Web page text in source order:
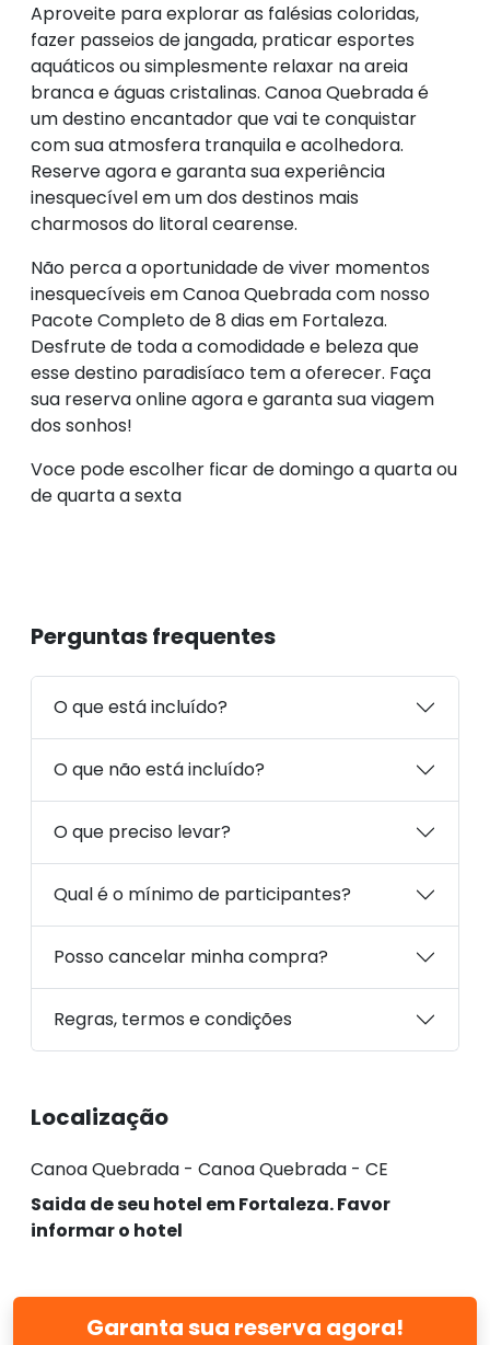
Aproveite para explorar as falésias coloridas,
fazer passeios de jangada, praticar esportes
aquáticos ou simplesmente relaxar na areia
branca e águas cristalinas. Canoa Quebrada é
um destino encantador que vai te conquistar
com sua atmosfera tranquila e acolhedora.
Reserve agora e garanta sua experiência
inesquecível em um dos destinos mais
charmosos do litoral cearense.
Não perca a oportunidade de viver momentos
inesquecíveis em Canoa Quebrada com nosso
Pacote Completo de 8 dias em Fortaleza.
Desfrute de toda a comodidade e beleza que
esse destino paradisíaco tem a oferecer. Faça
sua reserva online agora e garanta sua viagem
dos sonhos!
Voce pode escolher ficar de domingo a quarta ou
de quarta a sexta
Perguntas frequentes
O que está incluído?
O que não está incluído?
O que preciso levar?
Qual é o mínimo de participantes?
Posso cancelar minha compra?
Regras, termos e condições
Localização
Canoa Quebrada - Canoa Quebrada - CE
Saida de seu hotel em Fortaleza. Favor
informar o hotel
Garanta sua reserva agora!